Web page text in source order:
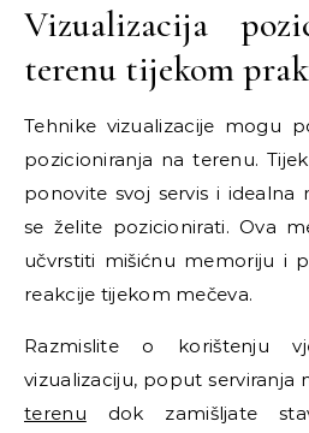
Vizualizacija
terenu tijekom
Tehnike vizualizacije mogu
pozicioniranja na terenu.
ponovite svoj servis i
se želite pozicionirati. Ova
učvrstiti mišićnu memoriju i
reakcije tijekom mečeva.
Razmislite o korištenju
vizualizaciju, poput serviranja
terenu dok zamišljate